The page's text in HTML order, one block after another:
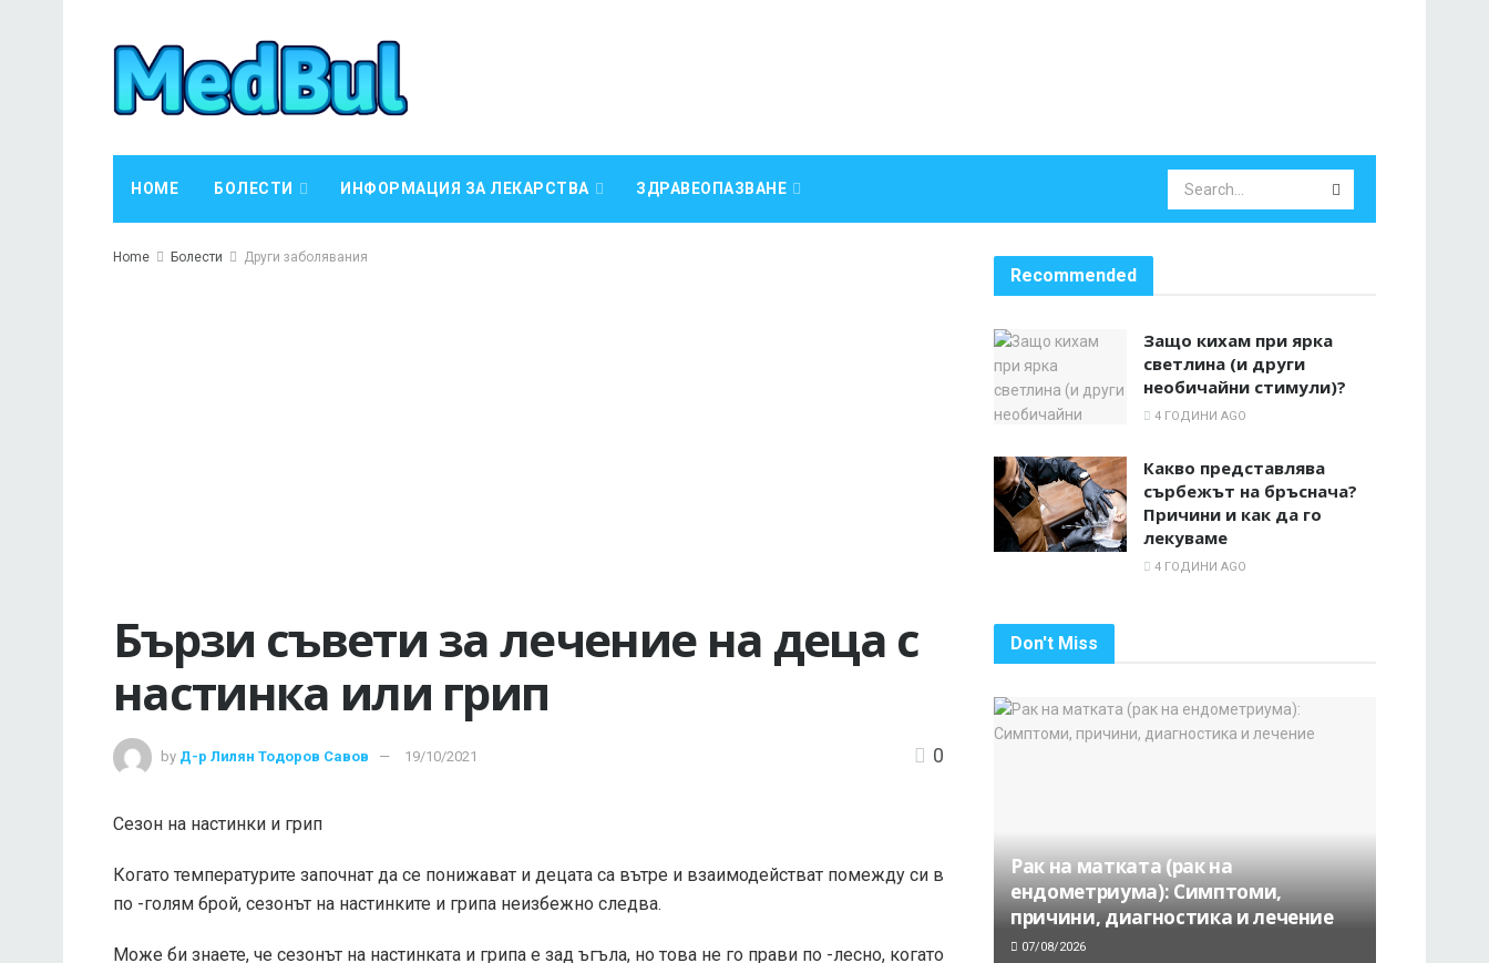
HOME БОЛЕСТИ ИНФОРМАЦИЯ ЗА ЛЕКАРСТВА ЗДРАВЕОПАЗВАНЕ
Home Болести Други заболявания
Бързи съвети за лечение на деца с
настинка или грип
by Д-р Лилян Тодоров Савов 19/10/2021 0
Сезон на настинки и грип
Когато температурите започнат да се понижават и децата са вътре и взаимодействат помежду си в
по -голям брой, сезонът на настинките и грипа неизбежно следва.
Може би знаете, че сезонът на настинката и грипа е зад ъгъла, но това не го прави по -лесно, когато
Recommended
Защо кихам при ярка
светлина (и други
необичайни стимули)?
4 ГОДИНИ AGO
Какво представлява
сърбежът на бръснача?
Причини и как да го
лекуваме
4 ГОДИНИ AGO
Don't Miss
Рак на матката (рак на
ендометриума): Симптоми,
причини, диагностика и лечение
07/08/2026